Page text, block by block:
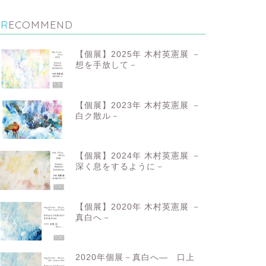
RECOMMEND
【個展】2025年 木村英憲展 －
想を手放して－
【個展】2023年 木村英憲展 －
白ク散ル－
【個展】2024年 木村英憲展 －
深く息をするように－
【個展】2020年 木村英憲展 －
真白へ－
2020年個展－真白へ― 口上